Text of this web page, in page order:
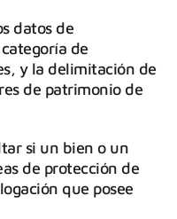
datos de
de
y la delimitación de
de patrimonio de
si un bien o un
de protección de
que posee